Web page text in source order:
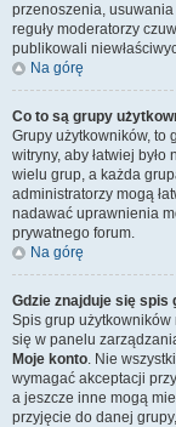
przenoszenia,
reguły moderatorzy
publikowali
Na górę
Co to są grupy
Grupy użytkowników, to
witryny, aby łatwiej
wielu grup, a każda
administratorzy mogą
nadawać uprawnienia
prywatnego forum.
Na górę
Gdzie znajduje się spis
Spis grup użytkowników
się w panelu
Moje konto. Nie
wymagać akceptacji
a jeszcze inne mogą
przyjęcie do danej